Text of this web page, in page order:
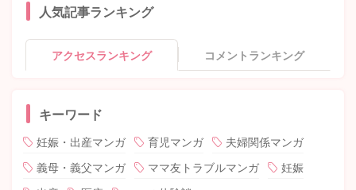
人気記事ランキング
アクセスランキング コメントランキング
キーワード
妊娠・出産マンガ 育児マンガ
夫婦関係マンガ
義母・義父マンガ
ママ友トラブルマンガ
妊娠